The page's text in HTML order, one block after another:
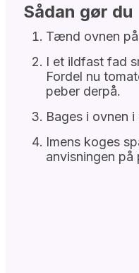
Sådan gør du
Tænd ovnen
I et ildfast fad
Fordel nu
peber derpå.
Bages i ovnen
Imens koges
anvisningen på